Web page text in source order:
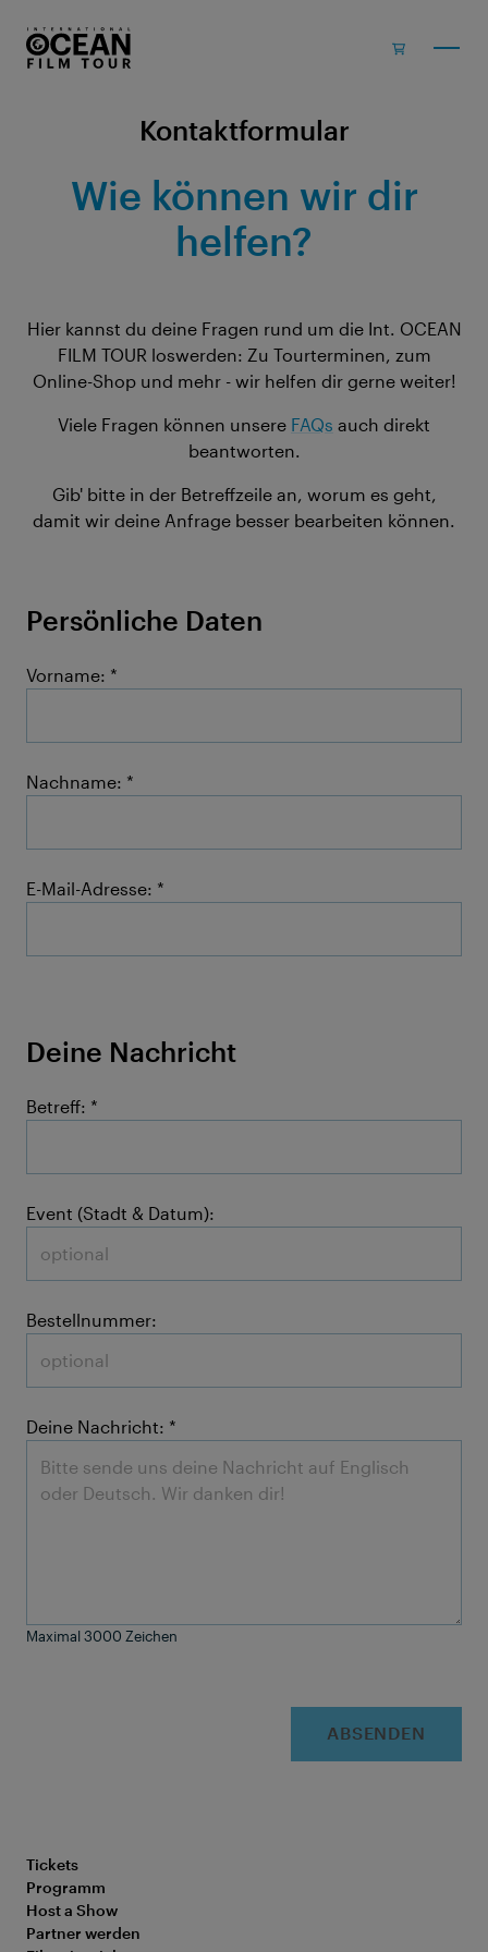
Kontaktformular
Wie können wir dir
helfen?
Hier kannst du deine Fragen rund um die Int. OCEAN
FILM TOUR loswerden: Zu Tourterminen, zum
Online-Shop und mehr - wir helfen dir gerne weiter!
Viele Fragen können unsere FAQs auch direkt
beantworten.
Gib' bitte in der Betreffzeile an, worum es geht,
damit wir deine Anfrage besser bearbeiten können.
Persönliche Daten
Vorname:
Nachname:
E-Mail-Adresse:
Deine Nachricht
Betreff:
Event (Stadt & Datum):
Bestellnummer:
Deine Nachricht:
Maximal 3000 Zeichen
ABSENDEN
Tickets
Programm
Host a Show
Partner werden